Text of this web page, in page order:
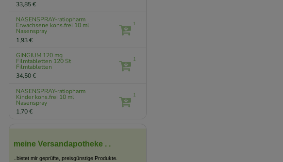
33,85 €
NASENSPRAY-ratiopharm
Erwachsene kons.frei 10 ml
Nasenspray
1,93 €
1
GINGIUM 120 mg
Filmtabletten 120 St
Filmtabletten
34,50 €
1
NASENSPRAY-ratiopharm
Kinder kons.frei 10 ml
Nasenspray
1,70 €
1
meine Versandapotheke . .
..bietet mir geprüfte, preisgünstige Produkte.